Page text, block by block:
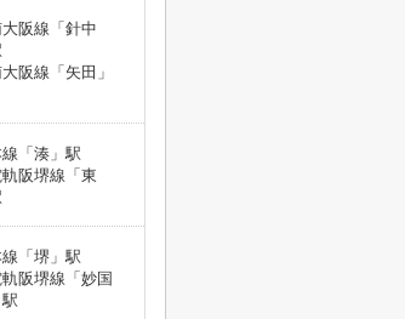
阪線「針中
阪線「矢田」
「湊」駅
阪堺線「東
「堺」駅
阪堺線「妙国